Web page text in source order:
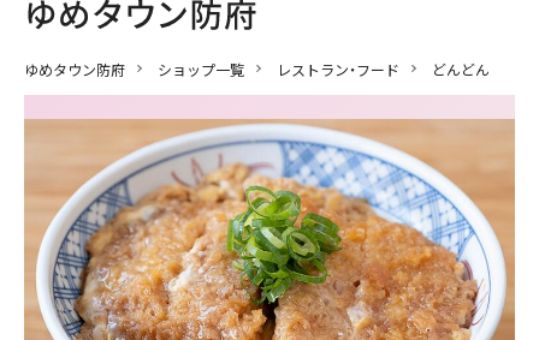
ゆめタウン防府 ショップ一覧 レストラン・フード どんどん